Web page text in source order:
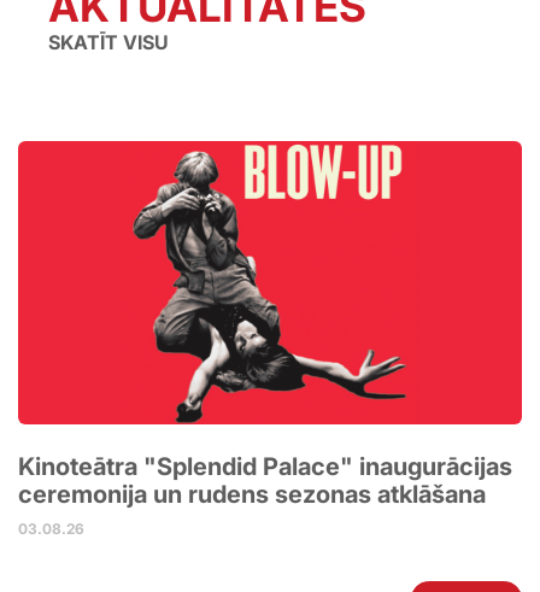
SKATĪT VISU
Kinoteātra "Splendid Palace" inaugurācijas
ceremonija un rudens sezonas atklāšana
03.08.26